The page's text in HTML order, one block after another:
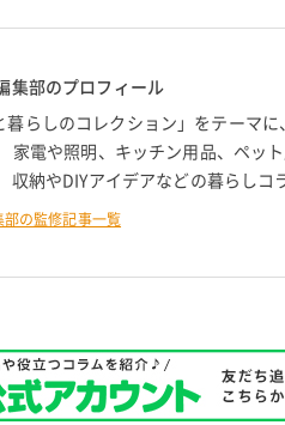
集部のプロフィール
暮らしのコレクション」をテーマ
家電や照明、キッチン用品、ペッ
収納やDIYアイデアなどの暮らしコ
の監修記事一覧